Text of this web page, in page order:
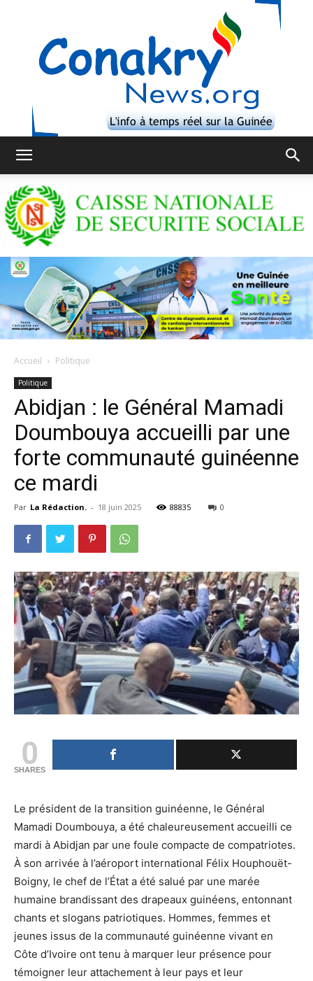
Accueil Politique
Politique
Abidjan : le Général Mamadi
Doumbouya accueilli par une
forte communauté guinéenne
ce mardi
Par La Rédaction. - 18 juin 2025 88835 0
0
SHARES
Le président de la transition guinéenne, le Général
Mamadi Doumbouya, a été chaleureusement accueilli ce
mardi à Abidjan par une foule compacte de compatriotes.
À son arrivée à l’aéroport international Félix Houphouët-
Boigny, le chef de l’État a été salué par une marée
humaine brandissant des drapeaux guinéens, entonnant
chants et slogans patriotiques. Hommes, femmes et
jeunes issus de la communauté guinéenne vivant en
Côte d’Ivoire ont tenu à marquer leur présence pour
témoigner leur attachement à leur pays et leur